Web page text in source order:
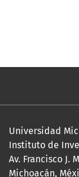
Universidad
Instituto de
Av. Francisco J.
Michoacán,